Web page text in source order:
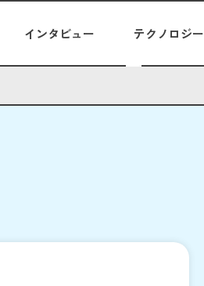
インタビュー テクノロジー